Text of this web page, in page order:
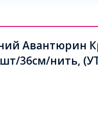
Авантюрин
36см/нить,